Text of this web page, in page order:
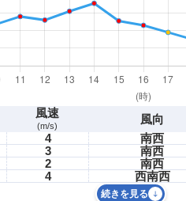
風速
(m/s) 風向
4 南西
3 南西
2 南西
4 西南西
続きを見る